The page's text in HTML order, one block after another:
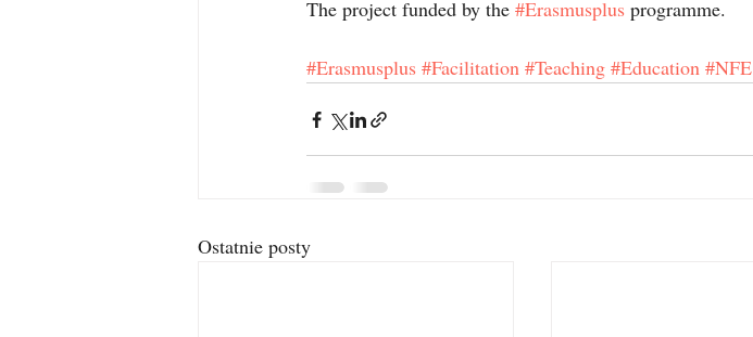
The project funded by the #Erasmusplus programme.
#Erasmusplus #Facilitation #Teaching #Education #NFE
Ostatnie posty